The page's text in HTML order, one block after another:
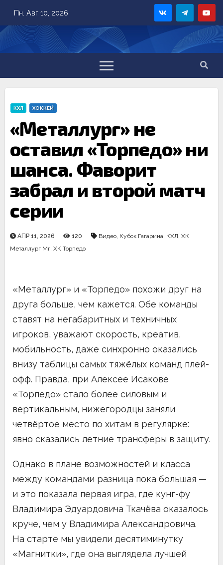
content
Пн. Авг 10, 2026
КХЛ ХОККЕЙ
«Металлург» не
оставил «Торпедо» ни
шанса. Фаворит
забрал и второй матч
серии
АПР 11, 2026 120 Видео, Кубок Гагарина, КХЛ, ХК
Металлург Мг, ХК Торпедо
«Металлург» и «Торпедо» похожи друг на
друга больше, чем кажется. Обе команды
ставят на негабаритных и техничных
игроков, уважают скорость, креатив,
мобильность, даже синхронно оказались
внизу таблицы самых тяжёлых команд плей-
офф. Правда, при Алексее Исакове
«Торпедо» стало более силовым и
вертикальным, нижегородцы заняли
четвёртое место по хитам в регулярке:
явно сказались летние трансферы в защиту.
Однако в плане возможностей и класса
между командами разница пока большая —
и это показала первая игра, где кунг-фу
Владимира Эдуардовича Ткачёва оказалось
круче, чем у Владимира Александровича.
На старте мы увидели десятиминутку
«Магнитки», где она выглядела лучшей